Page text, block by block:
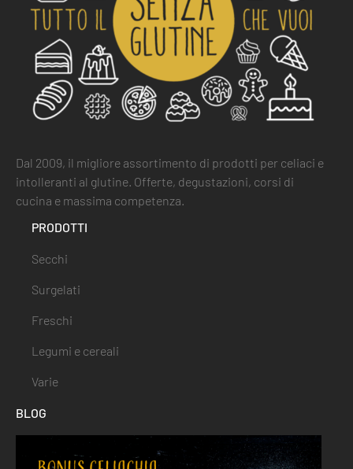
Dal 2009, il migliore assortimento di prodotti per celiaci e
intolleranti al glutine. Offerte, degustazioni, corsi di
cucina e massima competenza.
PRODOTTI
Secchi
Surgelati
Freschi
Legumi e cereali
Varie
BLOG